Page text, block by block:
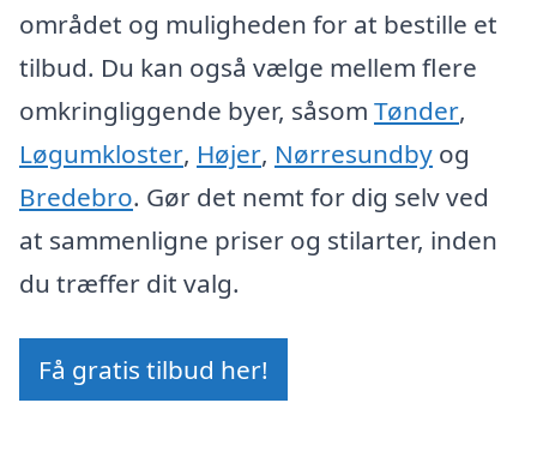
området og muligheden for at bestille et
tilbud. Du kan også vælge mellem flere
omkringliggende byer, såsom Tønder,
Løgumkloster, Højer, Nørresundby og
Bredebro. Gør det nemt for dig selv ved
at sammenligne priser og stilarter, inden
du træffer dit valg.
Få gratis tilbud her!